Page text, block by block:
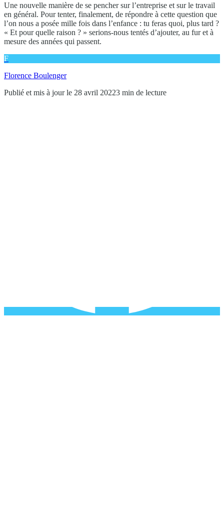
Une nouvelle manière de se pencher sur l’entreprise et sur le travail
en général. Pour tenter, finalement, de répondre à cette question que
l’on nous a posée mille fois dans l’enfance : tu feras quoi, plus tard ?
« Et pour quelle raison ? » serions-nous tentés d’ajouter, au fur et à
mesure des années qui passent.
F
Florence Boulenger
Publié et mis à jour le 28 avril 20223 min de lecture